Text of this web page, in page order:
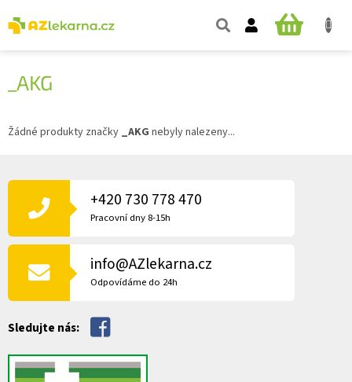
na
obsah
NÁKUPNÍ
_AKG
Žádné produkty značky _AKG nebyly nalezeny...
Á
T
+420 730 778 470
Pracovní dny 8-15h
info@AZlekarna.cz
Odpovídáme do 24h
Sledujte nás: